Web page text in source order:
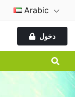
Arabic
دخول